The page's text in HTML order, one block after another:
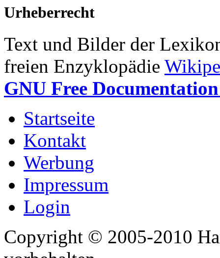
Urheberrecht
Text und Bilder der
freien Enzyklopädie
GNU Free
Startseite
Kontakt
Werbung
Impressum
Login
Copyright © 2005-2010